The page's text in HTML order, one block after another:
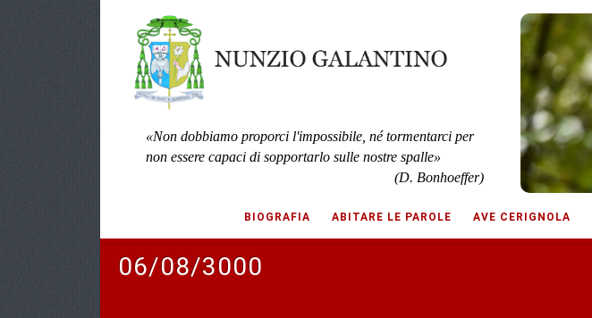
«Non dobbiamo proporci l'impossibile, né tormentarci per
non essere capaci di sopportarlo sulle nostre spalle»
(D. Bonhoeffer)
BIOGRAFIA ABITARE LE PAROLE AVE CERIGNOLA
06/08/3000